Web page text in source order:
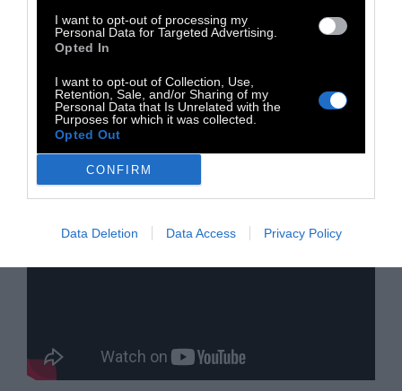
I want to opt-out of processing my
Personal Data for Targeted Advertising.
Opted In
I want to opt-out of Collection, Use,
Retention, Sale, and/or Sharing of my
Personal Data that Is Unrelated with the
Purposes for which it was collected.
Opted Out
CONFIRM
Data Deletion Data Access Privacy Policy
ΝΤΟΚΙΜΑΝΤΕΡ: Το μικρού μήκους 4,1 Miles
της Ελληνίδας κινηματογραφίστριας Δάφνης
τον Έντουαρντ Σνόουντεν, το ιταλικό Φωτιά
στη Θάλασσα (Fuocoammare), και άλλα
ντοκιμαντέρ μας περιμένουν προς
ανακάλυψη.